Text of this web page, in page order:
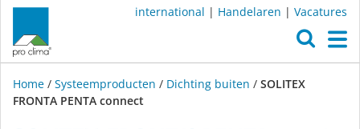
international | Handelaren | Vacatures
Home / Systeemproducten / Dichting buiten / SOLITEX
FRONTA PENTA connect